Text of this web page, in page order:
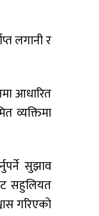
लगानी र
आधारित
व्यक्तिमा
सुझाव
सहुलियत
गरिएको